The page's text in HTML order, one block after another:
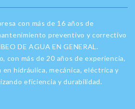
con más de 16 años de
preventivo y correctivo
DE AGUA EN GENERAL.
con más de 20 años de experiencia,
hidráulica, mecánica, eléctrica y
eficiencia y durabilidad.